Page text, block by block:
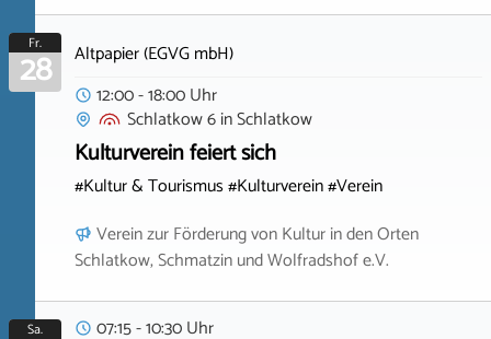
Fr.
28
Altpapier (EGVG mbH)
12:00 - 18:00 Uhr
Schlatkow 6inSchlatkow
Kulturverein feiert sich
#Kultur & Tourismus #Kulturverein #Verein
Verein zur Förderung von Kultur in den Orten
Schlatkow, Schmatzin und Wolfradshof e.V.
Sa.
07:15 - 10:30 Uhr